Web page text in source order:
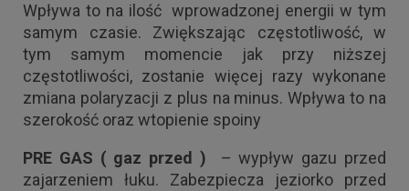
Wpływa to na ilość wprowadzonej energii w tym
samym czasie. Zwiększając częstotliwość, w
tym samym momencie jak przy niższej
częstotliwości, zostanie więcej razy wykonane
zmiana polaryzacji z plus na minus. Wpływa to na
szerokość oraz wtopienie spoiny
PRE GAS ( gaz przed )
– wypływ gazu przed
zajarzeniem łuku. Zabezpiecza jeziorko przed